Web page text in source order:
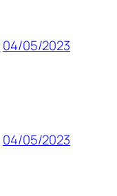
04/05/2023
04/05/2023